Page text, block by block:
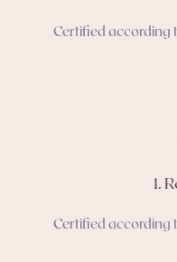
Certified according
1.
Certified according